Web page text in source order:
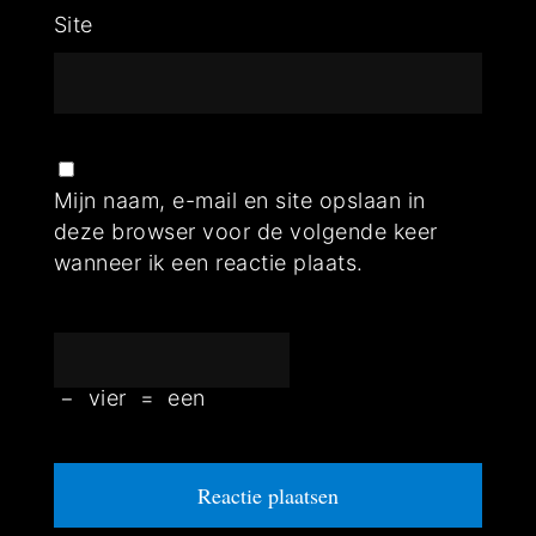
Site
Mijn naam, e-mail en site opslaan in
deze browser voor de volgende keer
wanneer ik een reactie plaats.
− vier = een